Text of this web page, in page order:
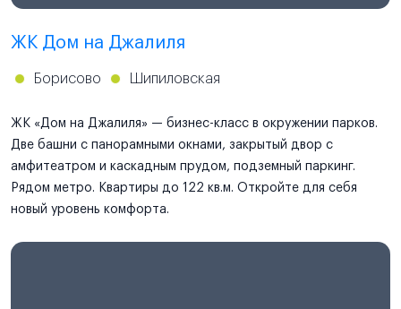
ЖК Дом на Джалиля
Борисово Шипиловская
ЖК «Дом на Джалиля» — бизнес-класс в окружении парков.
Две башни с панорамными окнами, закрытый двор с
амфитеатром и каскадным прудом, подземный паркинг.
Рядом метро. Квартиры до 122 кв.м. Откройте для себя
новый уровень комфорта.